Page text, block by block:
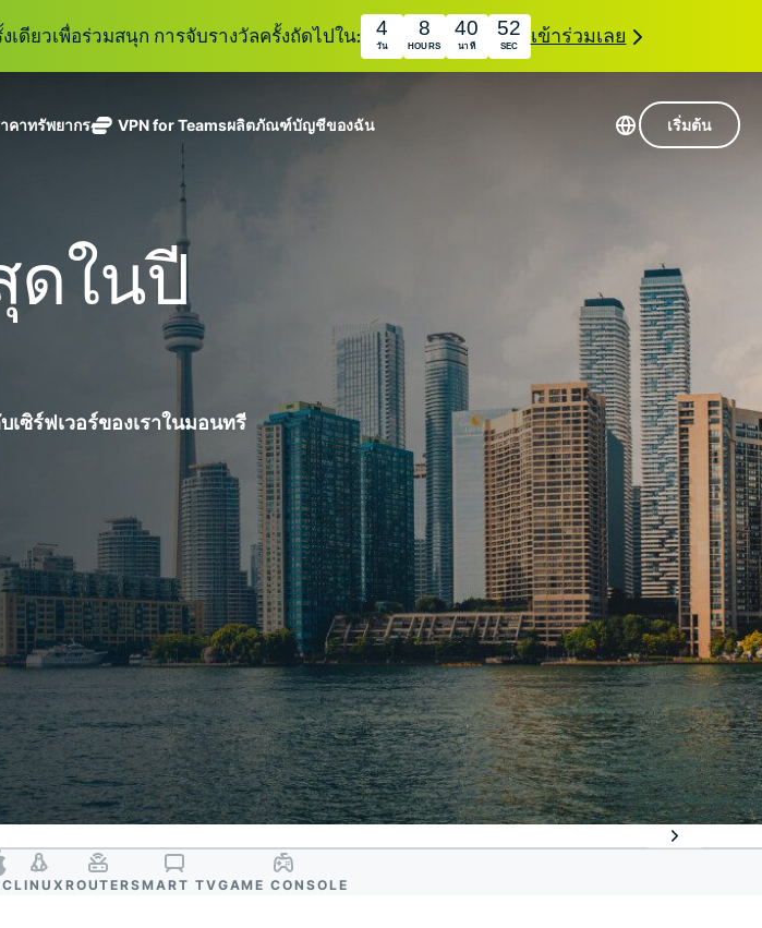
เดียวเพื่อร่วมสนุก การจับรางวัลครั้งถัดไปใน: 4
วัน
8
HOURS
40
นาที
51
SEC เข้าร่วมเลย
ลายอุปกรณ์
การออนไลน์อย่างปลอดภัย
ณสมบัติทั้งหมด
การสมัครสมาชิกหนึ่งบัญชีจะมอบการเข้าถึงชุดเครื่องมือความเป็นส่วนตัว
และความปลอดภัยที่มีการเพิ่มขึ้นอย่างต่อเนื่องซึ่งสามารถใช้งานร่วมกันได้
อย่างราบรื่นเพื่อยกระดับชีวิตดิจิทัลของคุณ
ดูผลิตภัณฑ์ทั้งหมด
Windows
Linux
คาทรัพยากร
VPN คืออะไร?
วิธีใช้งาน VPN
VPN for Teamsผลิตภัณฑ์
ร์
ปกป้องกล่องข้อความ
ขาเข้าและตัวตนของ
ส
แรกที่ขับ
สำหรับความ
อัจฉริยะที่เน้น
ความเป็นส่วน
ตัว
antivirus,
firewall,
system tools,
and more.
บัญชีของฉัน เริ่มต้น
ดในปี
ซิร์ฟเวอร์ของเราในมอนทรี
LINUX ROUTERSMART TVGAME CONSOLE